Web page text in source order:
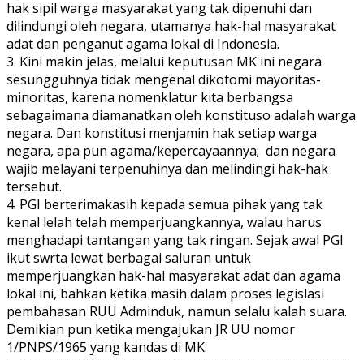
hak sipil warga masyarakat yang tak dipenuhi dan
dilindungi oleh negara, utamanya hak-hal masyarakat
adat dan penganut agama lokal di Indonesia.
3. Kini makin jelas, melalui keputusan MK ini negara
sesungguhnya tidak mengenal dikotomi mayoritas-
minoritas, karena nomenklatur kita berbangsa
sebagaimana diamanatkan oleh konstituso adalah warga
negara. Dan konstitusi menjamin hak setiap warga
negara, apa pun agama/kepercayaannya; dan negara
wajib melayani terpenuhinya dan melindingi hak-hak
tersebut.
4. PGI berterimakasih kepada semua pihak yang tak
kenal lelah telah memperjuangkannya, walau harus
menghadapi tantangan yang tak ringan. Sejak awal PGI
ikut swrta lewat berbagai saluran untuk
memperjuangkan hak-hal masyarakat adat dan agama
lokal ini, bahkan ketika masih dalam proses legislasi
pembahasan RUU Adminduk, namun selalu kalah suara.
Demikian pun ketika mengajukan JR UU nomor
1/PNPS/1965 yang kandas di MK.